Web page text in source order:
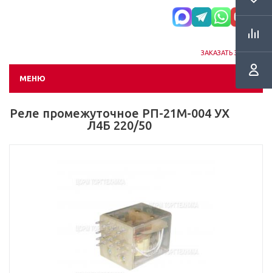
ЗАКАЗАТЬ ЗВОНОК
МЕНЮ
Реле промежуточное РП-21М-004 УХ
Л4Б 220/50